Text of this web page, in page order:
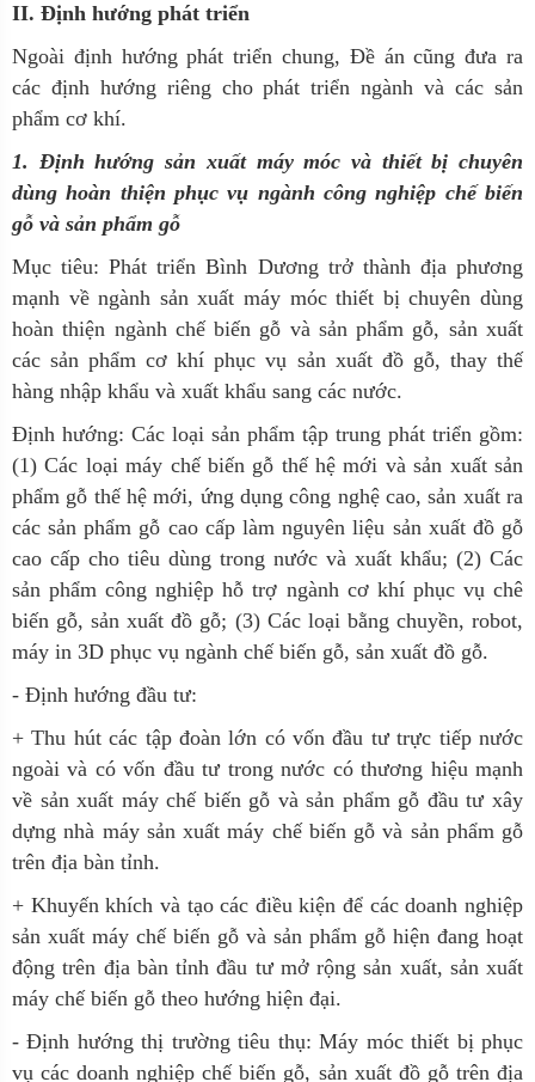
II. Định hướng phát triển
Ngoài định hướng phát triển chung, Đề án cũng đưa ra
các định hướng riêng cho phát triển ngành và các sản
phẩm cơ khí.
1. Định hướng sản xuất máy móc và thiết bị chuyên
dùng hoàn thiện phục vụ ngành công nghiệp chế biến
gỗ và sản phẩm gỗ
Mục tiêu:Phát triển Bình Dương trở thành địa phương
mạnh về ngành sản xuất máy móc thiết bị chuyên dùng
hoàn thiện ngành chế biến gỗ và sản phẩm gỗ, sản xuất
các sản phẩm cơ khí phục vụ sản xuất đồ gỗ, thay thế
hàng nhập khẩu và xuất khẩu sang các nước.
Định hướng: Các loại sản phẩm tập trung phát triển gồm:
(1) Các loại máy chế biến gỗ thế hệ mới và sản xuất sản
phẩm gỗ thế hệ mới, ứng dụng công nghệ cao, sản xuất ra
các sản phẩm gỗ cao cấp làm nguyên liệu sản xuất đồ gỗ
cao cấp cho tiêu dùng trong nước và xuất khẩu; (2) Các
sản phẩm công nghiệp hỗ trợ ngành cơ khí phục vụ chê
biến gỗ, sản xuất đồ gỗ; (3) Các loại bằng chuyền, robot,
máy in 3D phục vụ ngành chế biến gỗ, sản xuất đồ gỗ.
- Định hướng đầu tư:
+ Thu hút các tập đoàn lớn có vốn đầu tư trực tiếp nước
ngoài và có vốn đầu tư trong nước có thương hiệu mạnh
về sản xuất máy chế biến gỗ và sản phẩm gỗ đầu tư xây
dựng nhà máy sản xuất máy chế biến gỗ và sản phẩm gỗ
trên địa bàn tỉnh.
+ Khuyến khích và tạo các điều kiện để các doanh nghiệp
sản xuất máy chế biến gỗ và sản phẩm gỗ hiện đang hoạt
động trên địa bàn tỉnh đầu tư mở rộng sản xuất, sản xuất
máy chế biến gỗ theo hướng hiện đại.
- Định hướng thị trường tiêu thụ: Máy móc thiết bị phục
vụ các doanh nghiệp chế biến gỗ, sản xuất đồ gỗ trên địa